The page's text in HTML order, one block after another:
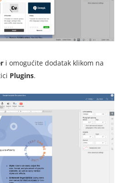
i omogućite dodatak klikom na
Plugins.